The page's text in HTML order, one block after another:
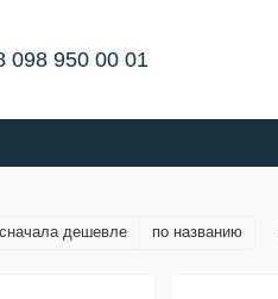
098 950 00 01
сначала дешевле по названию